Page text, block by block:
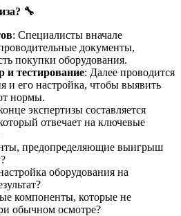
🔧
: Специалисты вначале
документы,
покупки оборудования.
и тестирование: Далее проводится
и его настройка, чтобы выявить
нормы.
экспертизы составляется
отвечает на ключевые
предопределяющие выигрыш
оборудования на
компоненты, которые не
обычном осмотре?